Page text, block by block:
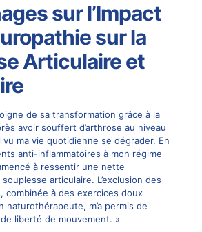
sur l’Impact
sur la
Articulaire et
de sa transformation grâce à la
avoir souffert d’arthrose au niveau
vu ma vie quotidienne se dégrader. En
anti-inflammatoires à mon régime
à ressentir une nette
articulaire. L’exclusion des
combinée à des exercices doux
naturothérapeute, m’a permis de
liberté de mouvement. »